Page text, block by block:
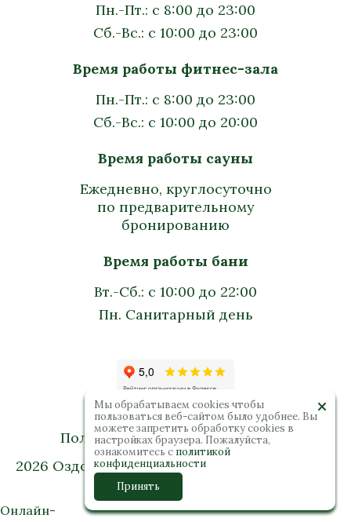
Пн.-Пт.: с 8:00 до 23:00
Сб.-Вс.: с 10:00 до 23:00
Время работы фитнес-зала
Пн.-Пт.: с 8:00 до 23:00
Сб.-Вс.: с 10:00 до 20:00
Время работы сауны
Ежедневно, круглосуточно
по предварительному
бронированию
Время работы бани
Вт.-Сб.: с 10:00 до 22:00
Пн. Санитарный день
Политика конфиденциальности
2026 Оздоровительный комплекс “Колибри”.
Все права защищены
Мы обрабатываем cookies чтобы
пользоваться веб-сайтом было удобнее. Вы
можете запретить обработку сookies в
настройках браузера. Пожалуйста,
ознакомитесь с политикой
конфиденциальности
Принять
Онлайн-